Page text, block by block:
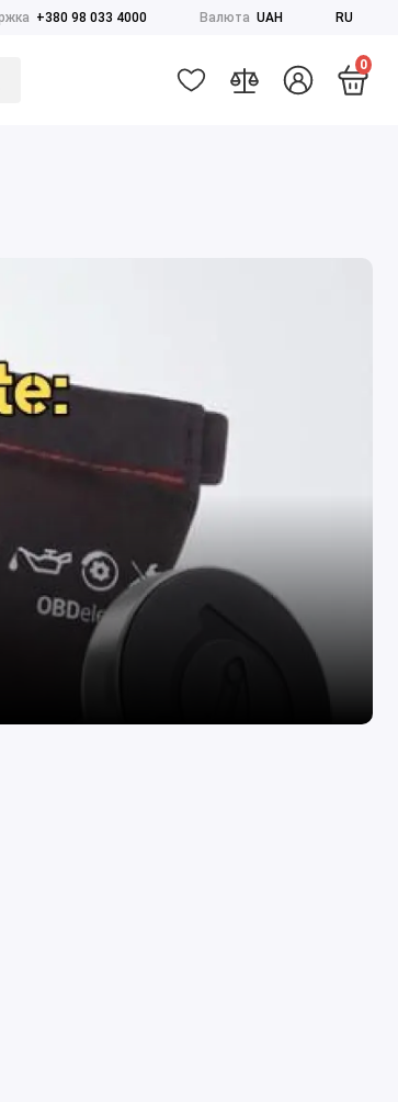
+380 98 033 4000 Валюта UAH RU
0